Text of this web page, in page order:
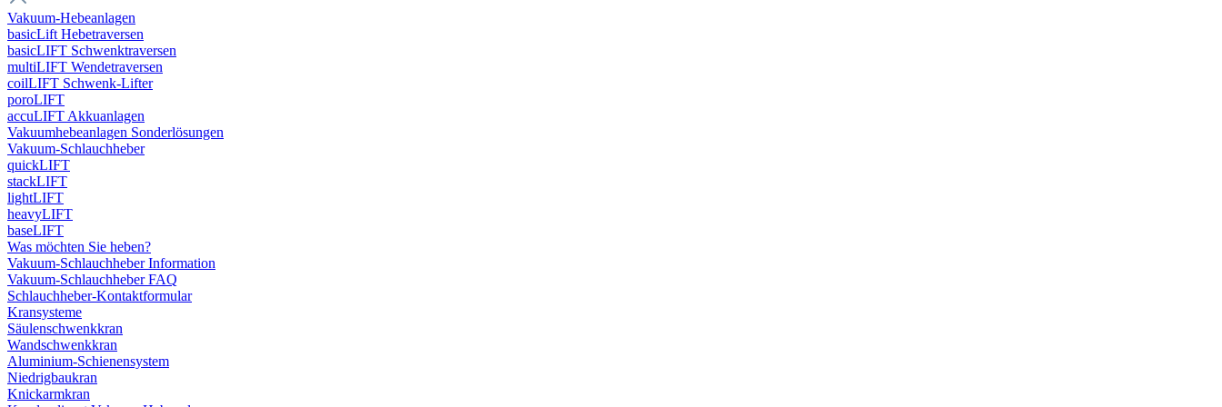
Vakuum-Hebeanlagen
basicLift Hebetraversen
basicLIFT Schwenktraversen
multiLIFT Wendetraversen
coilLIFT Schwenk-Lifter
poroLIFT
accuLIFT Akkuanlagen
Vakuumhebeanlagen Sonderlösungen
Vakuum-Schlauchheber
quickLIFT
stackLIFT
lightLIFT
heavyLIFT
baseLIFT
Was möchten Sie heben?
Vakuum-Schlauchheber Information
Vakuum-Schlauchheber FAQ
Schlauchheber-Kontaktformular
Kransysteme
Säulenschwenkkran
Wandschwenkkran
Aluminium-Schienensystem
Niedrigbaukran
Knickarmkran